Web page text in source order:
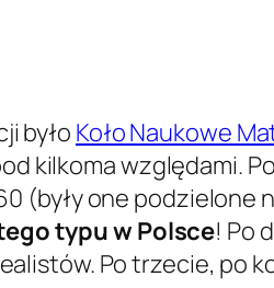
byłoKoło Naukowe
kilkoma względami.
(były one podzielone
typu w Polsce! Po
Po trzecie, po